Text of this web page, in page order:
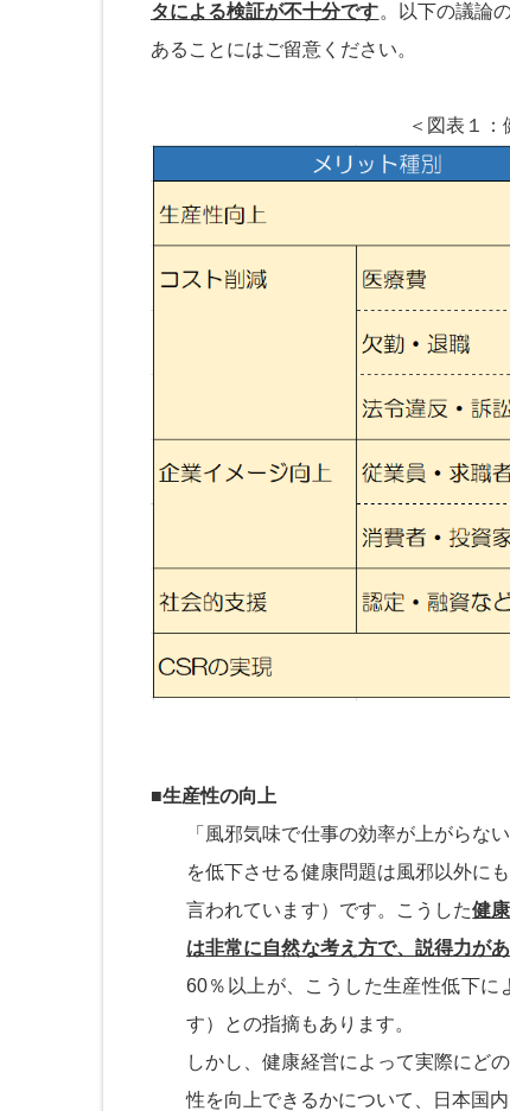
タによる検証が不十分です。以下の議論
あることにはご留意ください。
＜図表１
■生産性の向上
「風邪気味で仕事の効率が上がらな
を低下させる健康問題は風邪以外に
言われています）です。こうした健
は非常に自然な考え方で、説得力があ
60％以上が、こうした生産性低下に
す）との指摘もあります。
しかし、健康経営によって実際にど
性を向上できるかについて、日本国